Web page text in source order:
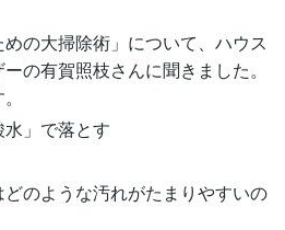
の大掃除術」について、ハウス
の有賀照枝さんに聞きました。
」で落とす
のような汚れがたまりやすいの